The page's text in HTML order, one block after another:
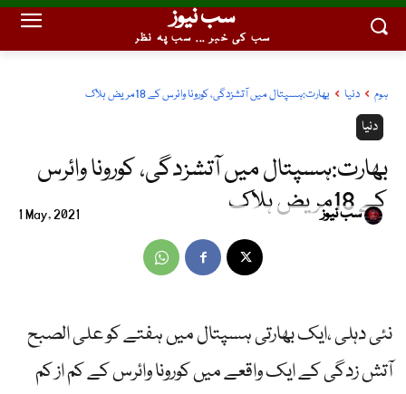
سب نیوز
سب کی خبر ... سب پہ نظر
ہوم دنیا بھارت:ہسپتال میں آتشزدگی، کورونا وائرس کے 18مریض ہلاک
دنیا
بھارت:ہسپتال میں آتشزدگی، کورونا وائرس
کے 18مریض ہلاک
1 May, 2021 سب نیوز
نئی دہلی ،ایک بھارتی ہسپتال میں ہفتے کو علی الصبح
آتش زدگی کے ایک واقعے میں کورونا وائرس کے کم از کم